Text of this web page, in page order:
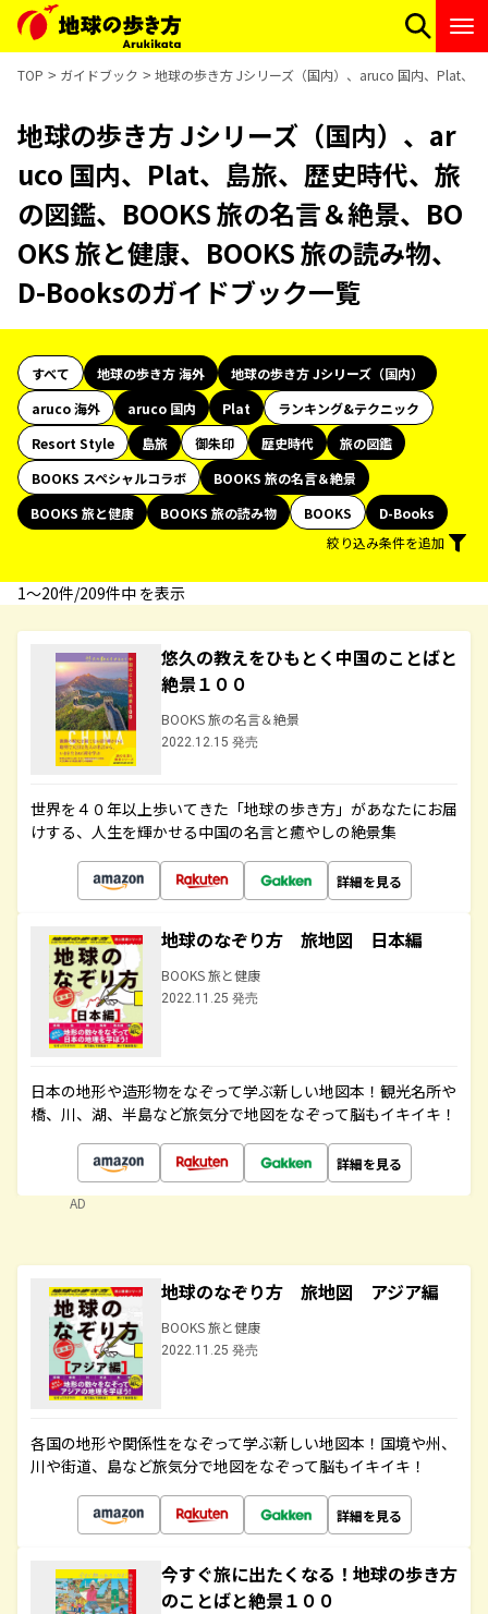
TOP ガイドブック 地球の歩き方 Jシリーズ（国内）、aruco 国内、Plat、
地球の歩き方 Jシリーズ（国内）、ar
uco 国内、Plat、島旅、歴史時代、旅
の図鑑、BOOKS 旅の名言＆絶景、BO
OKS 旅と健康、BOOKS 旅の読み物、
D-Booksのガイドブック一覧
すべて 地球の歩き方 海外
地球の歩き方 Jシリーズ（国内）
aruco 海外
aruco 国内 Plat
ランキング&テクニック
Resort Style
島旅 御朱印 歴史時代
旅の図鑑
BOOKS スペシャルコラボ
BOOKS 旅の名言＆絶景
BOOKS 旅と健康
BOOKS 旅の読み物 BOOKS
D-Books
絞り込み条件を追加
1〜20件/209件中 を表示
悠久の教えをひもとく中国のことばと
絶景１００
BOOKS 旅の名言＆絶景
2022.12.15 発売
世界を４０年以上歩いてきた「地球の歩き方」があなたにお届
けする、人生を輝かせる中国の名言と癒やしの絶景集
詳細を見る
地球のなぞり方 旅地図 日本編
BOOKS 旅と健康
2022.11.25 発売
日本の地形や造形物をなぞって学ぶ新しい地図本！観光名所や
橋、川、湖、半島など旅気分で地図をなぞって脳もイキイキ！
詳細を見る
AD
地球のなぞり方 旅地図 アジア編
BOOKS 旅と健康
2022.11.25 発売
各国の地形や関係性をなぞって学ぶ新しい地図本！国境や州、
川や街道、島など旅気分で地図をなぞって脳もイキイキ！
詳細を見る
今すぐ旅に出たくなる！地球の歩き方
のことばと絶景１００